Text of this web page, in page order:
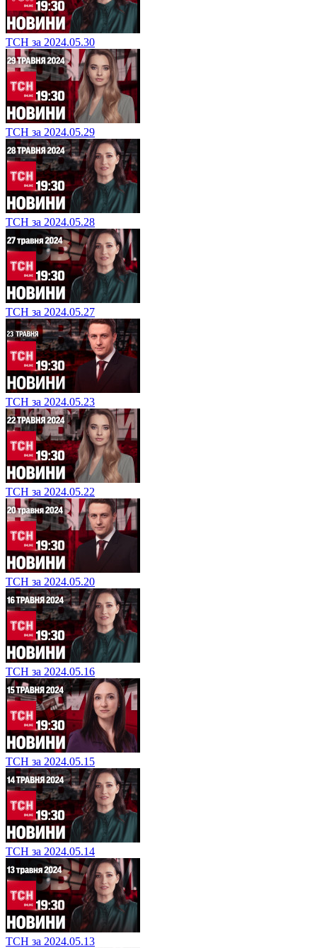
ТСН за 2024.05.30
ТСН за 2024.05.29
ТСН за 2024.05.28
ТСН за 2024.05.27
ТСН за 2024.05.23
ТСН за 2024.05.22
ТСН за 2024.05.20
ТСН за 2024.05.16
ТСН за 2024.05.15
ТСН за 2024.05.14
ТСН за 2024.05.13